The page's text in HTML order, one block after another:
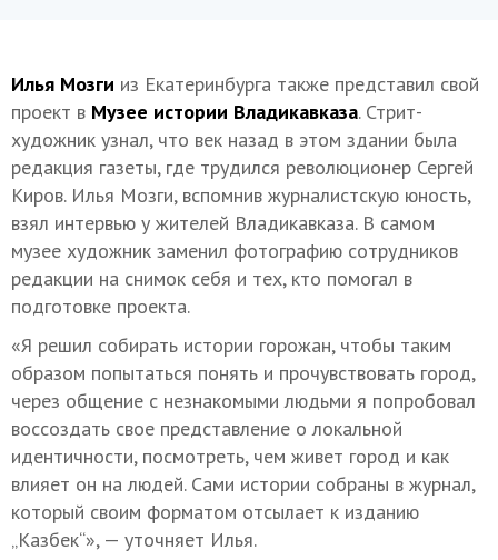
Илья Мозги из Екатеринбурга также представил свой
проект в Музее истории Владикавказа. Стрит-
художник узнал, что век назад в этом здании была
редакция газеты, где трудился революционер Сергей
Киров. Илья Мозги, вспомнив журналистскую юность,
взял интервью у жителей Владикавказа. В самом
музее художник заменил фотографию сотрудников
редакции на снимок себя и тех, кто помогал в
подготовке проекта.
«Я решил собирать истории горожан, чтобы таким
образом попытаться понять и прочувствовать город,
через общение с незнакомыми людьми я попробовал
воссоздать свое представление о локальной
идентичности, посмотреть, чем живет город и как
влияет он на людей. Сами истории собраны в журнал,
который своим форматом отсылает к изданию
„Казбек“», — уточняет Илья.